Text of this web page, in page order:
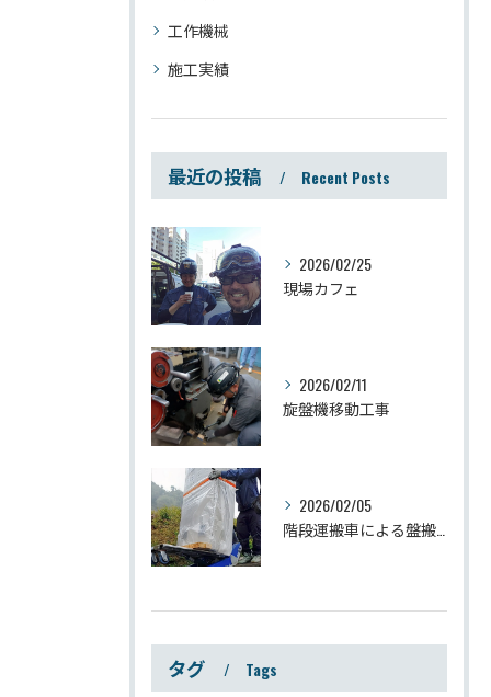
工作機械
施工実績
最近の投稿 Recent Posts
2026/02/25
現場カフェ
2026/02/11
旋盤機移動工事
2026/02/05
タグ Tags